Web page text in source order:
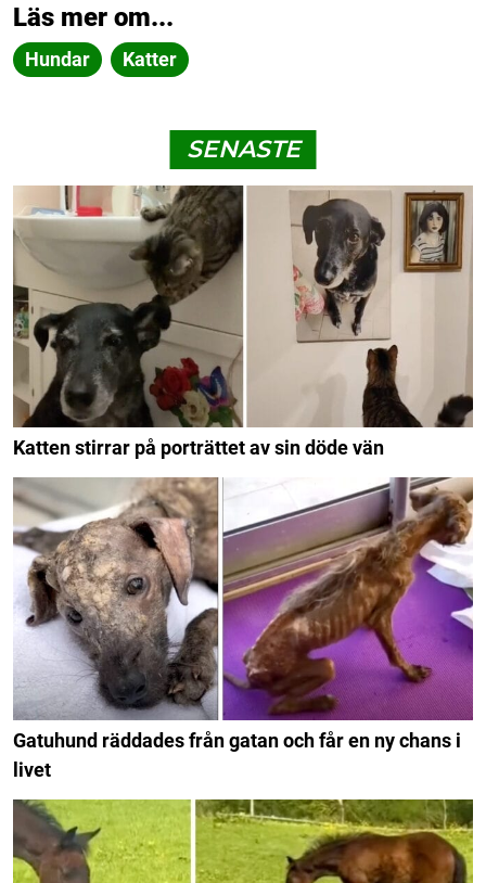
Läs mer om...
Hundar Katter
SENASTE
Katten stirrar på porträttet av sin döde vän
Gatuhund räddades från gatan och får en ny chans i
livet